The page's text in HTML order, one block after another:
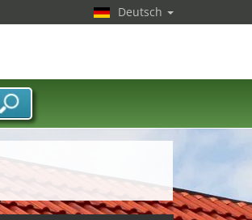
Deutsch